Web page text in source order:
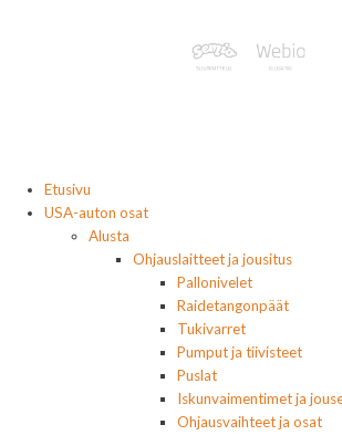
Etusivu
USA-auton osat
Alusta
Ohjauslaitteet ja jousitus
Pallonivelet
Raidetangonpäät
Tukivarret
Pumput ja tiivisteet
Puslat
Iskunvaimentimet ja
Ohjausvaihteet ja osat